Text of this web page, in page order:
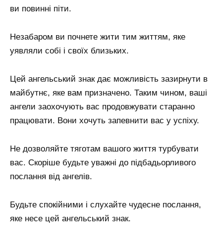
ви повинні піти.
Незабаром ви почнете жити тим життям, яке
уявляли собі і своїх близьких.
Цей ангельський знак дає можливість зазирнути в
майбутнє, яке вам призначено. Таким чином, ваші
ангели заохочують вас продовжувати старанно
працювати. Вони хочуть запевнити вас у успіху.
Не дозволяйте тяготам вашого життя турбувати
вас. Скоріше будьте уважні до підбадьорливого
послання від ангелів.
Будьте спокійними і слухайте чудесне послання,
яке несе цей ангельський знак.